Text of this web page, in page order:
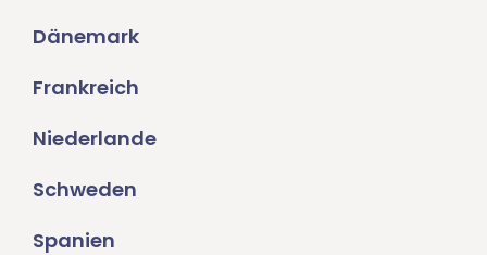
Dänemark
Frankreich
Niederlande
Schweden
Spanien